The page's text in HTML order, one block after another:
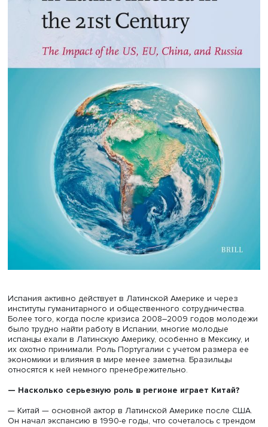
— Евросоюз и его отдельные страны играют большую
экономике. Ключевой приоритет внешней политики ЕС
— форумы для расширения экономического
Политический диалог ведется через форум ЕС —
Европейцы активно присутствуют и в гуманитарной
особенно Испания, пытающаяся быть проводником
интересов региона в ЕС, причем иногда позиции
Брюсселя по политическим кризисам в регионе
Например, это заметно по обсуждению результатов
президента Венесуэлы, прошедших летом 2024 года.
отметил, что Каракас не представил доказательств, что
большинство венесуэльцев проголосовало за
президента Николаса Мадуро, но многие испанские
представители при ЕС после протестов оппозиции в
крупнейших городах Венесуэлы, не признавшей
выборов, заявили, что оказывать давление на режим
не стоит. Это продемонстрировало, что испанцы очень
понимают ситуацию внутри Венесуэлы. Прошедшие
стали рекордными по доле уклонившихся от участия:
представители среднего класса — против Мадуро, но
одновременно они не хотят поддерживать и
подозревая ее в стремлении обогатиться после